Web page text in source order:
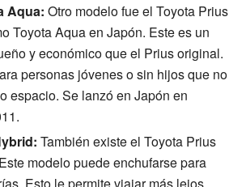
Aqua: Otro modelo fue el Toyota Prius
Toyota Aqua en Japón. Este es un
y económico que el Prius original.
personas jóvenes o sin hijos que no
espacio. Se lanzó en Japón en
También existe el Toyota Prius
modelo puede enchufarse para
Esto le permite viajar más lejos